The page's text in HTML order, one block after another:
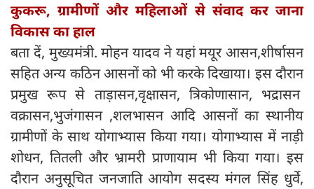
कुकरू, ग्रामीणों और महिलाओं से संवाद कर जाना
विकास का हाल
बता दें, मुख्यमंत्री. मोहन यादव ने यहां मयूर आसन,शीर्षासन
सहित अन्य कठिन आसनों को भी करके दिखाया। इस दौरान
प्रमुख रूप से ताड़ासन,वृक्षासन, त्रिकोणासान, भद्रासन
वक्रासन,भुजंगासन ,शलभासन आदि आसनों का स्थानीय
ग्रामीणों के साथ योगाभ्यास किया गया। योगाभ्यास में नाड़ी
शोधन, तितली और भ्रामरी प्राणायाम भी किया गया। इस
दौरान अनुसूचित जनजाति आयोग सदस्य मंगल सिंह धुर्वे,